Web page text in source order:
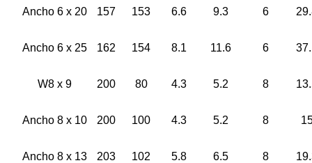
Ancho 6 x 20 157 153 6.6 9.3 6
Ancho 6 x 25 162 154 8.1 11.6 6
W8 x 9 200 80 4.3 5.2 8
Ancho 8 x 10 200 100 4.3 5.2 8
Ancho 8 x 13 203 102 5.8 6.5 8